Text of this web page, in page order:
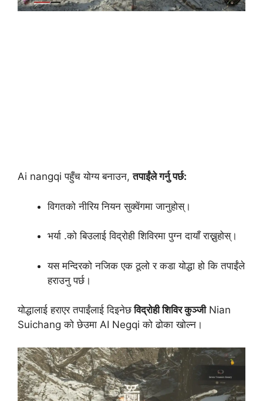
Ai nangqi पहुँच योग्य बनाउन,तपाईंले गर्नु पर्छ:
विगतको नीरिय नियन सुक्वेंगमा जानुहोस्।
भर्या .को बिउलाई विद्रोही शिविरमा पुग्न दायाँ राख्नुहोस्।
यस मन्दिरको नजिक एक ठूलो र कडा योद्धा हो कि तपाईंले
हराउनु पर्छ।
योद्धालाई हराएर तपाईंलाई दिइनेछविद्रोही शिविर कुञ्जीNian
Suichang को छेउमा AI Negqi को ढोका खोल्न।